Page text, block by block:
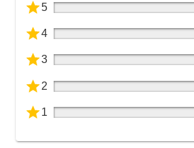
5
4
3
2
1